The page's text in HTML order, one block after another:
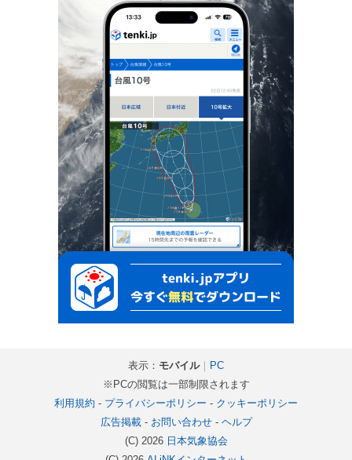
表示： モバイル｜ PC
※PCの閲覧は一部制限されます
利用規約 - プライバシーポリシー - クッキーポリシー
広告掲載- お問い合わせ- ヘルプ
(C) 2026 日本気象協会